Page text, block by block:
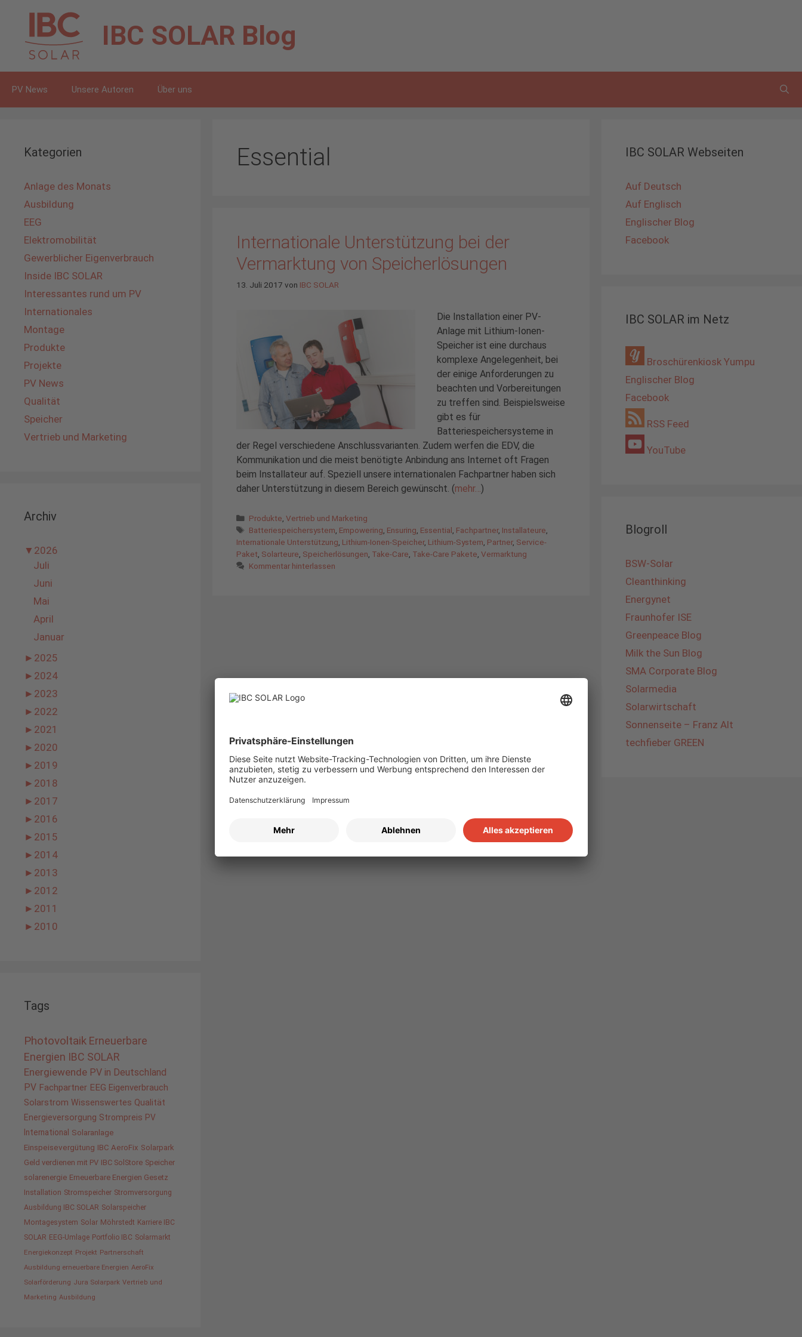
springen
IBC SOLAR Blog
PV News Unsere Autoren Über uns
Essential
Internationale Unterstützung bei der
Vermarktung von Speicherlösungen
13. Juli 2017 von IBC SOLAR
Die Installation einer PV-
Anlage mit Lithium-Ionen-
Speicher ist eine durchaus
komplexe Angelegenheit, bei
der einige Anforderungen zu
beachten und Vorbereitungen
zu treffen sind. Beispielsweise
gibt es für
Batteriespeichersysteme in
der Regel verschiedene Anschlussvarianten. Zudem werfen die EDV, die
Kommunikation und die meist benötigte Anbindung ans Internet oft Fragen
beim Installateur auf. Speziell unsere internationalen Fachpartner haben sich
daher Unterstützung in diesem Bereich gewünscht. (mehr… )
Kategorien
Produkte ,Vertrieb und Marketing
Schlagwörter
Batteriespeichersystem Empowering Ensuring Essential Fachpartner, Installateure
Internationale Unterstützung Lithium-Ionen-Speicher, Lithium-System Partner, Service-
Paket Solarteure Speicherlösungen Take-Care Take-Care Pakete Vermarktung
Kommentar hinterlassen
Kategorien
Anlage des Monats
Ausbildung
EEG
Elektromobilität
Gewerblicher Eigenverbrauch
Inside IBC SOLAR
Interessantes rund um PV
Internationales
Montage
Produkte
Projekte
PV News
Qualität
Speicher
Vertrieb und Marketing
Archiv
▼ 2026
Juli
Juni
Mai
April
Januar
► 2025
► 2024
► 2023
► 2022
► 2021
► 2020
► 2019
► 2018
► 2017
► 2016
► 2015
► 2014
► 2013
► 2012
► 2011
► 2010
Tags
Photovoltaik Erneuerbare
Energien IBC SOLAR
Energiewende PV in Deutschland
PV Fachpartner EEG Eigenverbrauch
Solarstrom Wissenswertes Qualität
Energieversorgung Strompreis PV
International Solaranlage
Einspeisevergütung IBC AeroFix Solarpark
Geld verdienen mit PV IBC SolStore Speicher
solarenergie Erneuerbare Energien Gesetz
Installation Stromspeicher Stromversorgung
Ausbildung IBC SOLAR Solarspeicher
Montagesystem Solar Möhrstedt Karriere IBC
SOLAR EEG-Umlage Portfolio IBC Solarmarkt
Energiekonzept Projekt Partnerschaft
Ausbildung erneuerbare Energien AeroFix
Solarförderung Jura Solarpark Vertrieb und
Marketing Ausbildung
IBC SOLAR Webseiten
Auf Deutsch
Auf Englisch
Englischer Blog
Facebook
IBC SOLAR im Netz
Broschürenkiosk Yumpu
Englischer Blog
Facebook
RSS Feed
YouTube
Blogroll
BSW-Solar
Cleanthinking
Energynet
Fraunhofer ISE
Greenpeace Blog
Milk the Sun Blog
SMA Corporate Blog
Solarmedia
Solarwirtschaft
Sonnenseite – Franz Alt
techfieber GREEN